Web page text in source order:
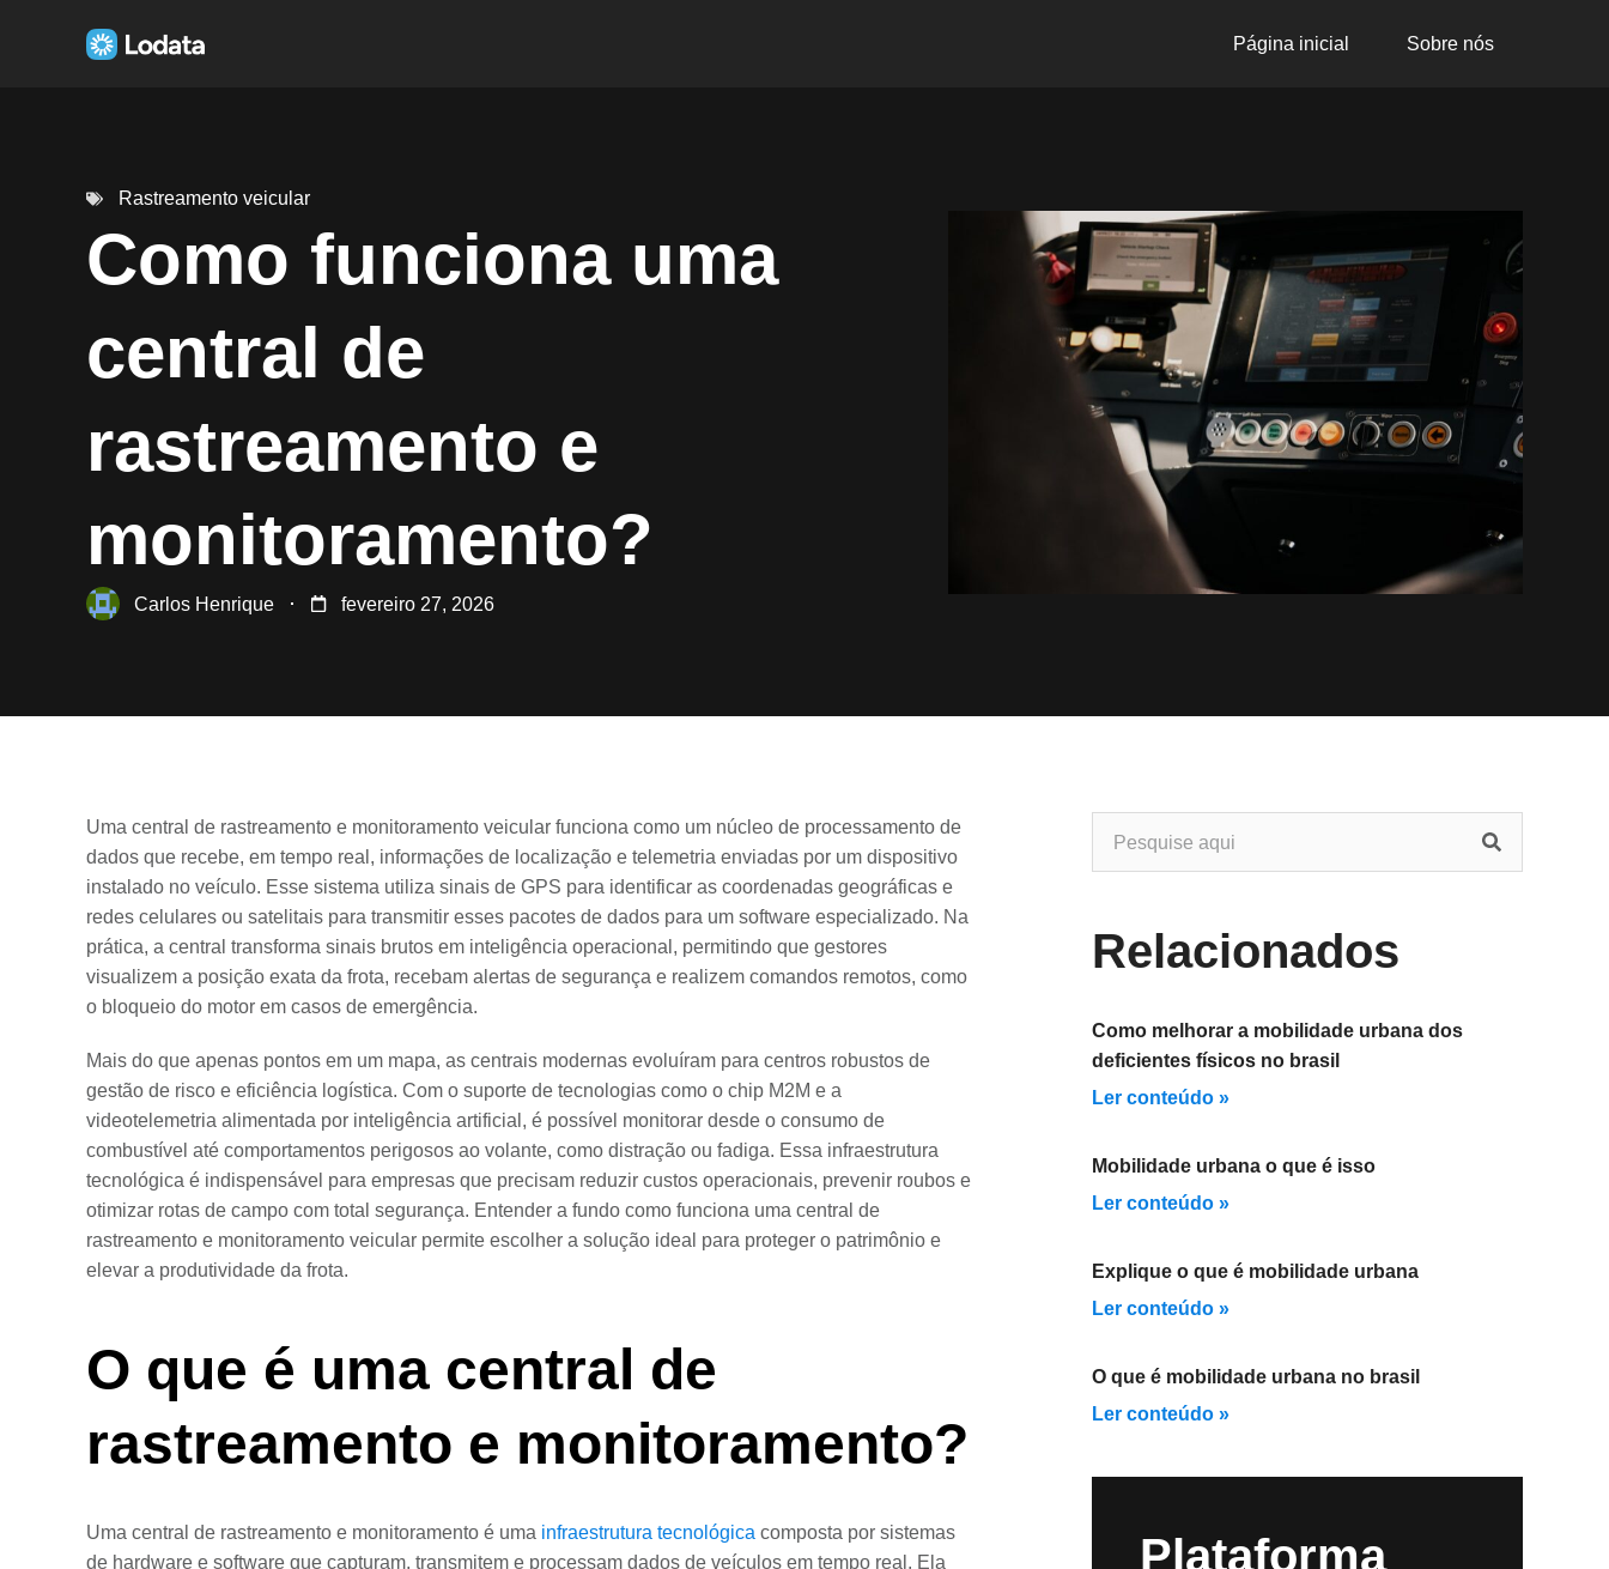
Página inicial Sobre nós
Rastreamento veicular
Como funciona uma
central de
rastreamento e
monitoramento?
Carlos Henrique fevereiro 27, 2026
Uma central de rastreamento e monitoramento veicular funciona como um núcleo de processamento de
dados que recebe, em tempo real, informações de localização e telemetria enviadas por um dispositivo
instalado no veículo. Esse sistema utiliza sinais de GPS para identificar as coordenadas geográficas e
redes celulares ou satelitais para transmitir esses pacotes de dados para um software especializado. Na
prática, a central transforma sinais brutos em inteligência operacional, permitindo que gestores
visualizem a posição exata da frota, recebam alertas de segurança e realizem comandos remotos, como
o bloqueio do motor em casos de emergência.
Mais do que apenas pontos em um mapa, as centrais modernas evoluíram para centros robustos de
gestão de risco e eficiência logística. Com o suporte de tecnologias como o chip M2M e a
videotelemetria alimentada por inteligência artificial, é possível monitorar desde o consumo de
combustível até comportamentos perigosos ao volante, como distração ou fadiga. Essa infraestrutura
tecnológica é indispensável para empresas que precisam reduzir custos operacionais, prevenir roubos e
otimizar rotas de campo com total segurança. Entender a fundo como funciona uma central de
rastreamento e monitoramento veicular permite escolher a solução ideal para proteger o patrimônio e
elevar a produtividade da frota.
O que é uma central de
rastreamento e monitoramento?
Uma central de rastreamento e monitoramento é uma infraestrutura tecnológica composta por sistemas
de hardware e software que capturam, transmitem e processam dados de veículos em tempo real. Ela
Relacionados
Como melhorar a mobilidade urbana dos
deficientes físicos no brasil
Ler conteúdo »
Mobilidade urbana o que é isso
Ler conteúdo »
Explique o que é mobilidade urbana
Ler conteúdo »
O que é mobilidade urbana no brasil
Ler conteúdo »
Plataforma